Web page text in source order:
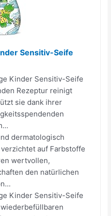
Sensitiv-Seife
Kinder Sensitiv-Seife
Rezeptur reinigt
sie dank ihrer
dermatologisch
auf Farbstoffe
wertvollen,
den natürlichen
Kinder Sensitiv-Seife